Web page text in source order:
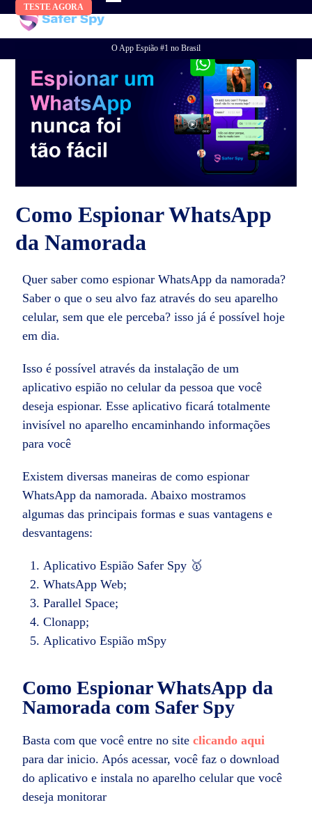
content
TESTE AGORA
O App Espião #1 no Brasil
Como Espionar WhatsApp
da Namorada
Quer saber como espionar WhatsApp da namorada?
Saber o que o seu alvo faz através do seu aparelho
celular, sem que ele perceba? isso já é possível hoje
em dia.
Isso é possível através da instalação de um
aplicativo espião no celular da pessoa que você
deseja espionar. Esse aplicativo ficará totalmente
invisível no aparelho encaminhando informações
para você
Existem diversas maneiras de como espionar
WhatsApp da namorada. Abaixo mostramos
algumas das principais formas e suas vantagens e
desvantagens:
Aplicativo Espião Safer Spy 🥇
WhatsApp Web;
Parallel Space;
Clonapp;
Aplicativo Espião mSpy
Como Espionar WhatsApp da
Namorada com Safer Spy
Basta com que você entre no siteclicando aqui
para dar inicio. Após acessar, você faz o download
do aplicativo e instala no aparelho celular que você
deseja monitorar